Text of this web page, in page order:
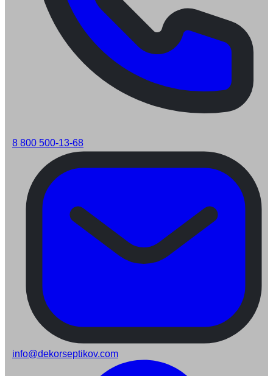
8 800 500-13-68
info@dekorseptikov.com